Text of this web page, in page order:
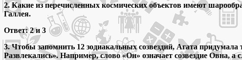
2. Какие из перечисленных космических объектов имеют
Галлея.
Ответ: 2 и 3
3. Чтобы запомнить 12 зодиакальных созвездий, Агата
Развлекались». Например, слово «Он» означает созвездие Овна,